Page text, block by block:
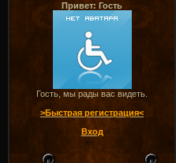
Привет: Гость
Гость, мы рады вас видеть.
>Быстрая регистрация<
Вход